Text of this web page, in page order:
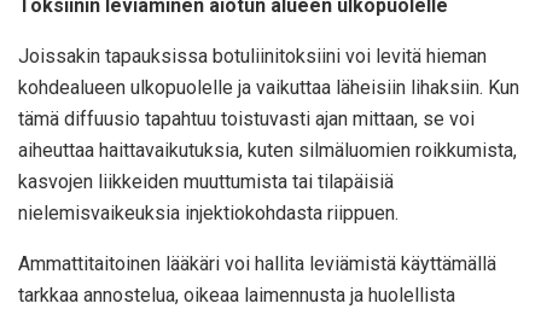
Toksiinin leviäminen aiotun alueen ulkopuolelle
Joissakin tapauksissa botuliinitoksiini voi levitä hieman
kohdealueen ulkopuolelle ja vaikuttaa läheisiin lihaksiin. Kun
tämä diffuusio tapahtuu toistuvasti ajan mittaan, se voi
aiheuttaa haittavaikutuksia, kuten silmäluomien roikkumista,
kasvojen liikkeiden muuttumista tai tilapäisiä
nielemisvaikeuksia injektiokohdasta riippuen.
Ammattitaitoinen lääkäri voi hallita leviämistä käyttämällä
tarkkaa annostelua, oikeaa laimennusta ja huolellista